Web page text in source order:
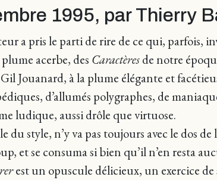
1995, par Thierry
a pris le parti de rire de ce qui, parfois,
acerbe, des Caractèresde notre
Jouanard, à la plume élégante et
d’allumés polygraphes, de
ludique, aussi drôle que virtuose.
du style, n’y va pas toujours avec le dos
et se consuma si bien qu’il n’en resta
est un opuscule délicieux, un exercice de